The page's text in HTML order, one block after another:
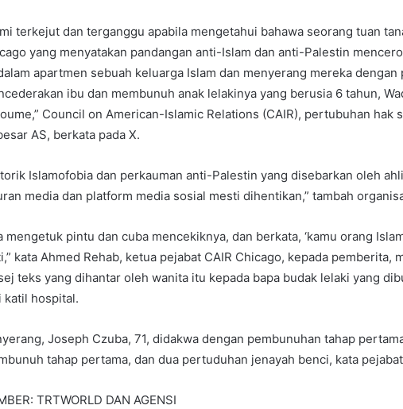
terkejut dan terganggu apabila mengetahui bahawa seorang tuan
yang menyatakan pandangan anti-Islam dan anti-Palestin
apartmen sebuah keluarga Islam dan menyerang mereka dengan
ibu dan membunuh anak lelakinya yang berusia 6 tahun,
Council on American-Islamic Relations (CAIR), pertubuhan hak
AS, berkata pada X.
Islamofobia dan perkauman anti-Palestin yang disebarkan oleh
media dan platform media sosial mesti dihentikan,” tambah
mengetuk pintu dan cuba mencekiknya, dan berkata, ‘kamu orang
kata Ahmed Rehab, ketua pejabat CAIR Chicago, kepada pemberita,
teks yang dihantar oleh wanita itu kepada bapa budak lelaki yang
katil hospital.
Joseph Czuba, 71, didakwa dengan pembunuhan tahap
tahap pertama, dan dua pertuduhan jenayah benci, kata
TRTWORLD DAN AGENSI